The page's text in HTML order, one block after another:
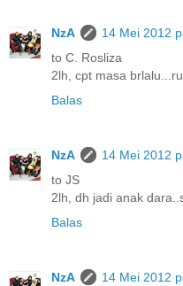
NzA
14 Mei 2012
to C. Rosliza
2lh, cpt masa
Balas
NzA
14 Mei 2012
to JS
2lh, dh jadi anak
Balas
NzA 14 Mei 2012